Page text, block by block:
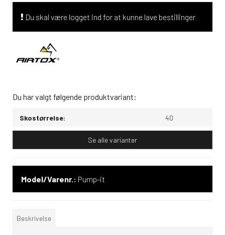
Du skal være logget ind for at kunne lave bestillinger
Du har valgt følgende produktvariant:
Skostørrelse: 40
Se alle varianter
Model/Varenr.: Pump-it
Beskrivelse